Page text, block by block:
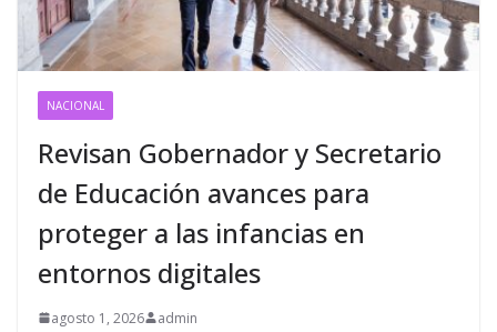
NACIONAL
Revisan Gobernador y Secretario
de Educación avances para
proteger a las infancias en
entornos digitales
agosto 1, 2026 admin